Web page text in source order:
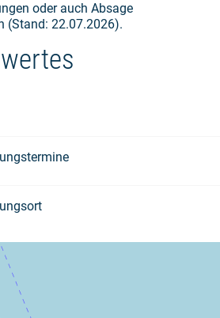
oder auch Absage
(Stand: 22.07.2026).